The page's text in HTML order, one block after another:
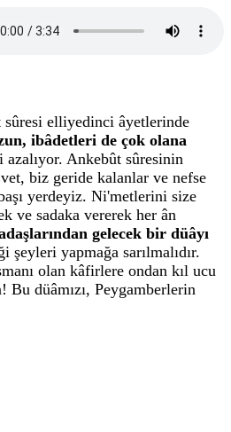
sûresi elliyedinci âyetlerinde
ibâdetleri de çok olana
Ankebût sûresinin
biz geride kalanlar ve nefse
yerdeyiz. Ni'metlerini size
ve sadaka vererek her ân
gelecek bir düâyı
yapmağa sarılmalıdır.
olan kâfirlere ondan kıl ucu
düâmızı, Peygamberlerin